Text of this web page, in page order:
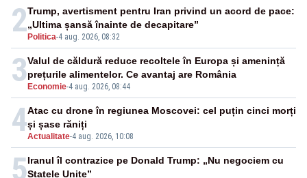
2 Politica-4 aug. 2026, 08:32
Trump, avertisment pentru Iran privind un acord de pace:
„Ultima șansă înainte de decapitare”
3 Economie-4 aug. 2026, 08:44
Valul de căldură reduce recoltele în Europa și amenință
prețurile alimentelor. Ce avantaj are România
4Actualitate-4 aug. 2026, 10:08
Atac cu drone în regiunea Moscovei: cel puțin cinci morți
și șase răniți
5Iranul îl contrazice pe Donald Trump: „Nu negociem cu
Statele Unite”